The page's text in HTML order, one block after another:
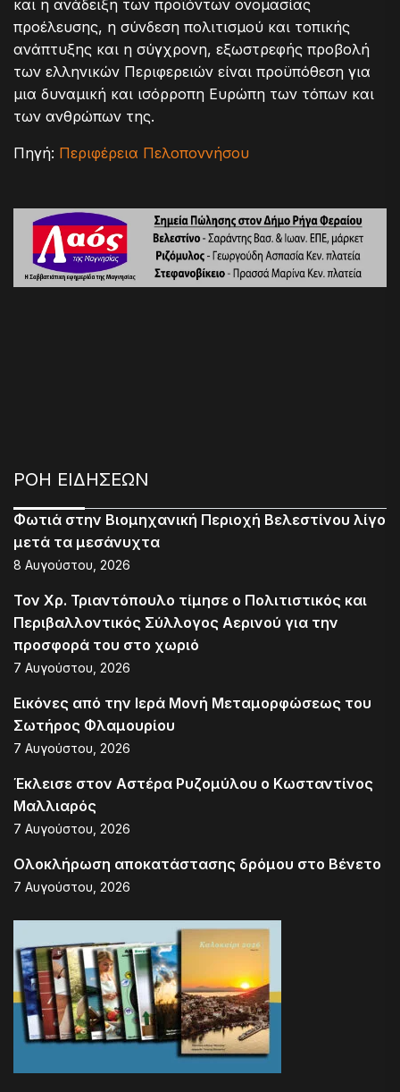
και η ανάδειξη των προϊόντων ονομασίας
προέλευσης, η σύνδεση πολιτισμού και τοπικής
ανάπτυξης και η σύγχρονη, εξωστρεφής προβολή
των ελληνικών Περιφερειών είναι προϋπόθεση για
μια δυναμική και ισόρροπη Ευρώπη των τόπων και
των ανθρώπων της.
Πηγή: Περιφέρεια Πελοποννήσου
ΡΟΗ ΕΙΔΗΣΕΩΝ
Φωτιά στην Βιομηχανική Περιοχή Βελεστίνου λίγο
μετά τα μεσάνυχτα
8 Αυγούστου, 2026
Τον Χρ. Τριαντόπουλο τίμησε ο Πολιτιστικός και
Περιβαλλοντικός Σύλλογος Αερινού για την
προσφορά του στο χωριό
7 Αυγούστου, 2026
Εικόνες από την Ιερά Μονή Μεταμορφώσεως του
Σωτήρος Φλαμουρίου
7 Αυγούστου, 2026
Έκλεισε στον Αστέρα Ρυζομύλου ο Κωσταντίνος
Μαλλιαρός
7 Αυγούστου, 2026
Ολοκλήρωση αποκατάστασης δρόμου στο Βένετο
7 Αυγούστου, 2026